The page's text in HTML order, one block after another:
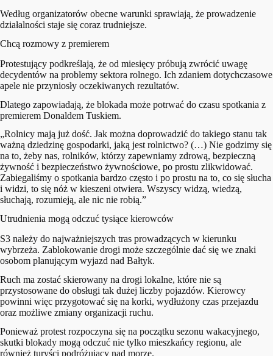
Według organizatorów obecne warunki sprawiają, że prowadzenie
działalności staje się coraz trudniejsze.
Chcą rozmowy z premierem
Protestujący podkreślają, że od miesięcy próbują zwrócić uwagę
decydentów na problemy sektora rolnego. Ich zdaniem dotychczasowe
apele nie przyniosły oczekiwanych rezultatów.
Dlatego zapowiadają, że blokada może potrwać do czasu spotkania z
premierem Donaldem Tuskiem.
„Rolnicy mają już dość. Jak można doprowadzić do takiego stanu tak
ważną dziedzinę gospodarki, jaką jest rolnictwo? (…) Nie godzimy się
na to, żeby nas, rolników, którzy zapewniamy zdrową, bezpieczną
żywność i bezpieczeństwo żywnościowe, po prostu zlikwidować.
Zabiegaliśmy o spotkania bardzo często i po prostu na to, co się słucha
i widzi, to się nóż w kieszeni otwiera. Wszyscy widzą, wiedzą,
słuchają, rozumieją, ale nic nie robią.”
Utrudnienia mogą odczuć tysiące kierowców
S3 należy do najważniejszych tras prowadzących w kierunku
wybrzeża. Zablokowanie drogi może szczególnie dać się we znaki
osobom planującym wyjazd nad Bałtyk.
Ruch ma zostać skierowany na drogi lokalne, które nie są
przystosowane do obsługi tak dużej liczby pojazdów. Kierowcy
powinni więc przygotować się na korki, wydłużony czas przejazdu
oraz możliwe zmiany organizacji ruchu.
Ponieważ protest rozpoczyna się na początku sezonu wakacyjnego,
skutki blokady mogą odczuć nie tylko mieszkańcy regionu, ale
również turyści podróżujący nad morze.